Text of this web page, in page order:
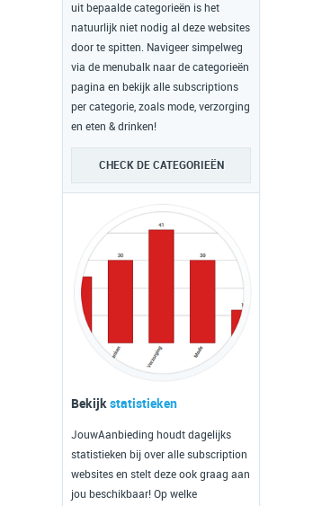
uit bepaalde categorieën is het
natuurlijk niet nodig al deze websites
door te spitten. Navigeer simpelweg
via de menubalk naar de categorieën
pagina en bekijk alle subscriptions
per categorie, zoals mode, verzorging
en eten & drinken!
CHECK DE CATEGORIEËN
Bekijk statistieken
JouwAanbieding houdt dagelijks
statistieken bij over alle subscription
websites en stelt deze ook graag aan
jou beschikbaar! Op welke